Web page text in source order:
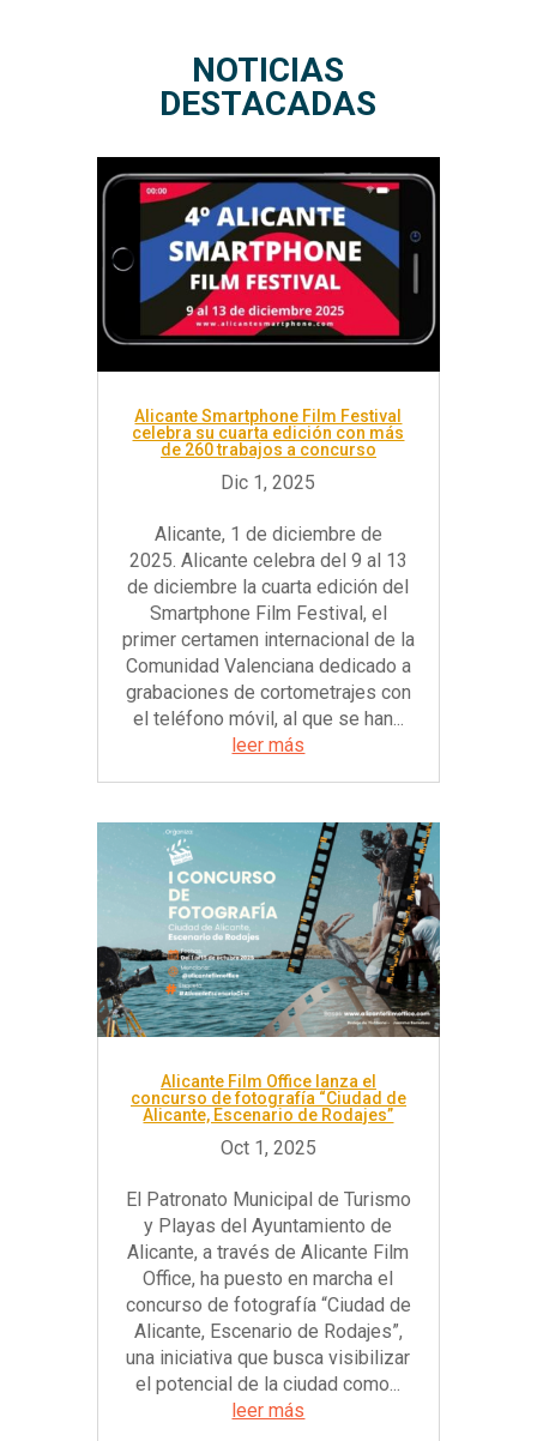
NOTICIAS
DESTACADAS
Alicante Smartphone Film Festival
celebra su cuarta edición con más
de 260 trabajos a concurso
Alicante, 1 de diciembre de
2025. Alicante celebra del 9 al 13
de diciembre la cuarta edición del
Smartphone Film Festival, el
primer certamen internacional de la
Comunidad Valenciana dedicado a
grabaciones de cortometrajes con
el teléfono móvil, al que se han...
leer más
Alicante Film Office lanza el
concurso de fotografía “Ciudad de
Alicante, Escenario de Rodajes”
El Patronato Municipal de Turismo
y Playas del Ayuntamiento de
Alicante, a través de Alicante Film
Office, ha puesto en marcha el
concurso de fotografía “Ciudad de
Alicante, Escenario de Rodajes”,
una iniciativa que busca visibilizar
el potencial de la ciudad como...
leer más